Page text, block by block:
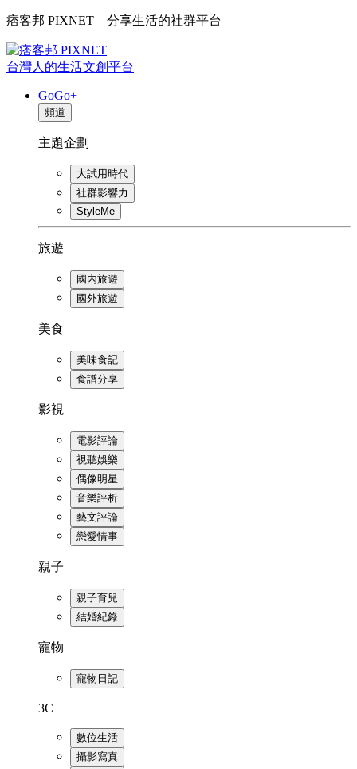
痞客邦 PIXNET – 分享生活的社群平台
台灣人的生活文創平台
GoGo+
頻道
主題企劃
大試用時代
社群影響力
StyleMe
旅遊
國內旅遊
國外旅遊
美食
美味食記
食譜分享
影視
電影評論
視聽娛樂
偶像明星
音樂評析
藝文評論
戀愛情事
親子
親子育兒
結婚紀錄
寵物
寵物日記
3C
數位生活
攝影寫真